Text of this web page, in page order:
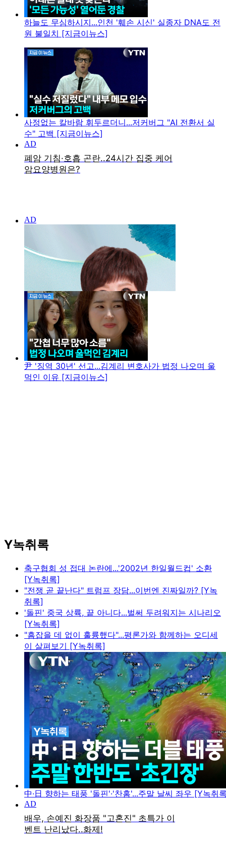
하늘도 무심하시지...인천 '훼손 시신' 실종자 DNA도 전
원 불일치 [지금이뉴스]
사정없는 칼바람 휘두르더니...저커버그 "AI 전환서 실
수" 고백 [지금이뉴스]
尹 '징역 30년' 선고...김계리 변호사가 법정 나오며 울
먹인 이유 [지금이뉴스]
Y녹취록
축구협회 성 접대 논란에...'2002년 한일월드컵' 소환
[Y녹취록]
"전쟁 곧 끝난다" 트럼프 장담...이번엔 진짜일까? [Y녹
취록]
'돌핀' 중국 상륙, 끝 아니다...벌써 두려워지는 시나리오
[Y녹취록]
"흠잡을 데 없이 훌륭했다"...평론가와 함께하는 오디세
이 살펴보기 [Y녹취록]
中·日 향하는 태풍 '돌핀'·'찬홈'...주말 날씨 좌우 [Y녹취